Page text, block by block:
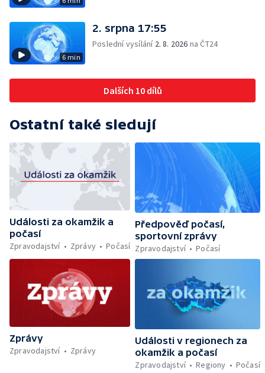
6 min
2. srpna 17:55
Poslední vysílání 2. 8. 2026 na ČT24
Dalších 10 dílů
Ostatní také sledují
Události za okamžik a
počasí
Zpravodajství
Zprávy Počasí
Předpověď počasí,
sportovní zprávy
Zpravodajství
Počasí
Zprávy
Zpravodajství
Zprávy
Události v regionech za
okamžik a počasí
Zpravodajství
Regiony Počasí